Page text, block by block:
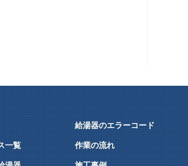
一覧
給湯器のエラーコード
作業の流れ